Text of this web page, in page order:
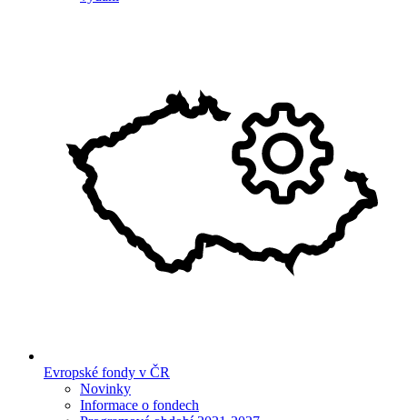
Evropské fondy v ČR
Novinky
Informace o fondech